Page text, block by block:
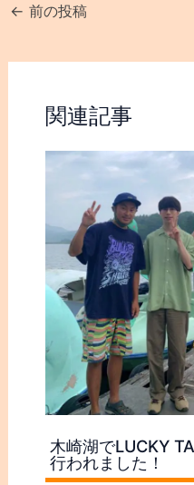
← 前の投稿
関連記事
木崎湖でLUCKY
行われました！